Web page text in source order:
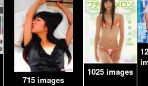
715 images
1025 images